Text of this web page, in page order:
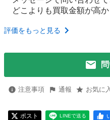
どこよりも買取金額が高
評価をもっと見る
注意事項 通報 お気に
ポスト LINEで送る